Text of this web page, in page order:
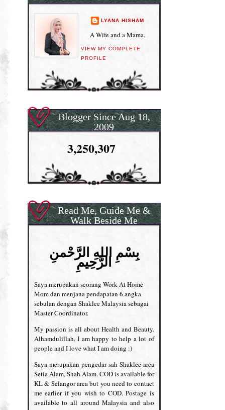
LYANA HISHAM
A Wife and a Mama.
VIEW MY COMPLETE
PROFILE
Blogger Since Aug 18,
2009
3,250,307
Read Me, Guide Me &
Walk Beside Me
بِسْمِ اللهِ الرَّحْمنِ
الرَّحِيمِ
Saya merupakan seorang Work At Home
Mom dan menjana pendapatan 6 angka
sebulan dengan Shaklee Malaysia sebagai
Master Coordinator.
My passion is all about Health and Beauty.
Alhamdulillah, I am happy to help a lot of
people and I love what I am doing :)
Saya merupakan pengedar sah Shaklee area
Setia Alam, Shah Alam. COD is available for
KL & Selangor area but you need to contact
me earlier if you wish to COD. Postage is
available to all around Malaysia and also